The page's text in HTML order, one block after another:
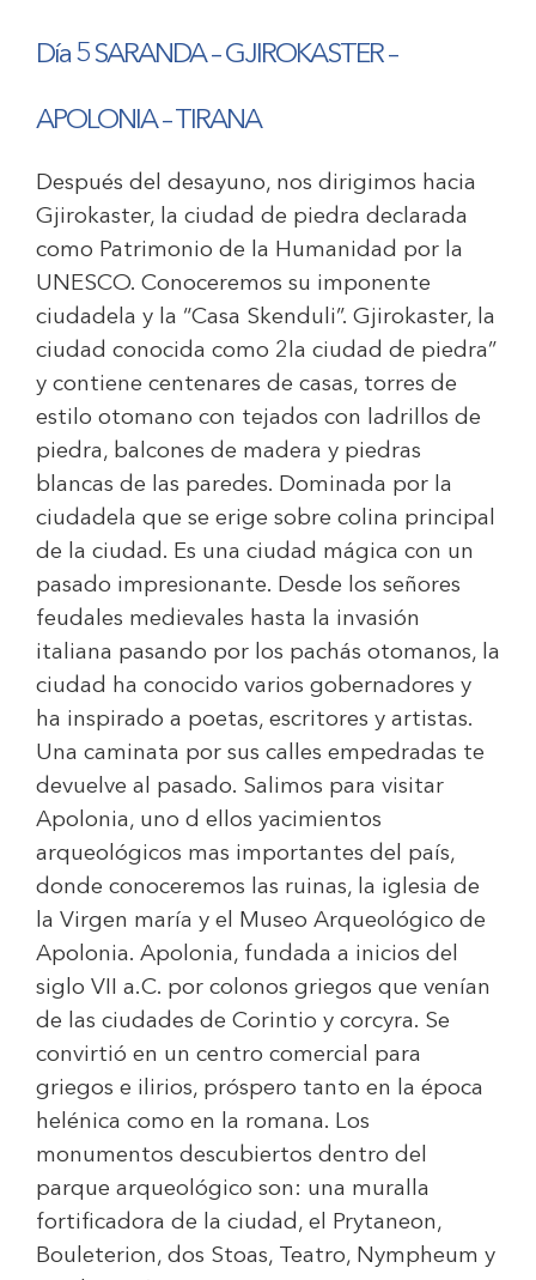
Día 5 SARANDA – GJIROKASTER –
APOLONIA – TIRANA
Después del desayuno, nos dirigimos hacia
Gjirokaster, la ciudad de piedra declarada
como Patrimonio de la Humanidad por la
UNESCO. Conoceremos su imponente
ciudadela y la “Casa Skenduli”. Gjirokaster, la
ciudad conocida como 2la ciudad de piedra”
y contiene centenares de casas, torres de
estilo otomano con tejados con ladrillos de
piedra, balcones de madera y piedras
blancas de las paredes. Dominada por la
ciudadela que se erige sobre colina principal
de la ciudad. Es una ciudad mágica con un
pasado impresionante. Desde los señores
feudales medievales hasta la invasión
italiana pasando por los pachás otomanos, la
ciudad ha conocido varios gobernadores y
ha inspirado a poetas, escritores y artistas.
Una caminata por sus calles empedradas te
devuelve al pasado. Salimos para visitar
Apolonia, uno d ellos yacimientos
arqueológicos mas importantes del país,
donde conoceremos las ruinas, la iglesia de
la Virgen maría y el Museo Arqueológico de
Apolonia. Apolonia, fundada a inicios del
siglo VII a.C. por colonos griegos que venían
de las ciudades de Corintio y corcyra. Se
convirtió en un centro comercial para
griegos e ilirios, próspero tanto en la época
helénica como en la romana. Los
monumentos descubiertos dentro del
parque arqueológico son: una muralla
fortificadora de la ciudad, el Prytaneon,
Bouleterion, dos Stoas, Teatro, Nympheum y